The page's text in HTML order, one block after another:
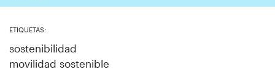
ETIQUETAS:
sostenibilidad
movilidad sostenible